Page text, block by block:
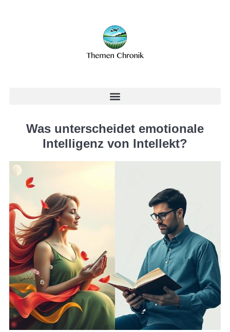
Was unterscheidet emotionale
Intelligenz von Intellekt?